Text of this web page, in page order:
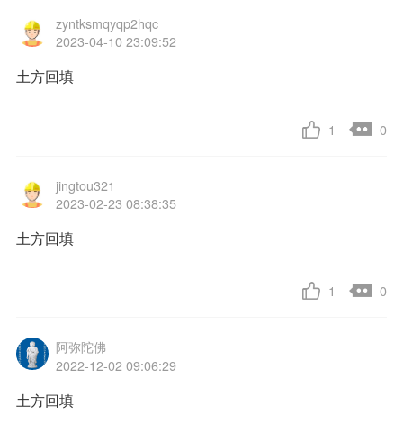
zyntksmqyqp2hqc
2023-04-10 23:09:52
土方回填
1 0
jingtou321
2023-02-23 08:38:35
土方回填
1 0
阿弥陀佛
2022-12-02 09:06:29
土方回填